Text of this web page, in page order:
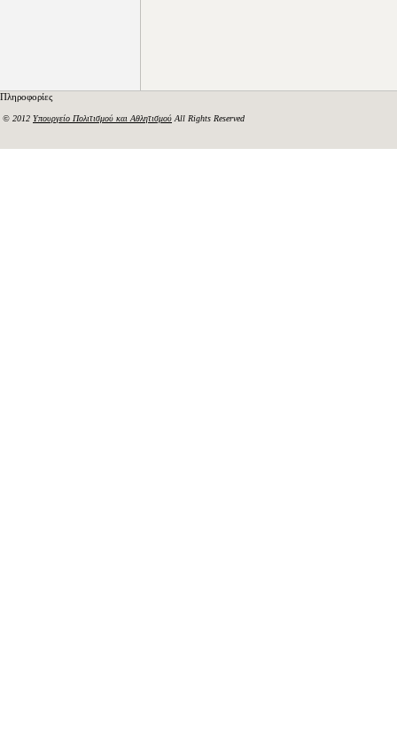
Πληροφορίες
© 2012 Υπουργείο Πολιτισμού και Αθλητισμού All Rights Reserved